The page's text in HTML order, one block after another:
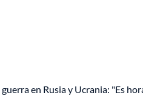
en Rusia y Ucrania: "Es